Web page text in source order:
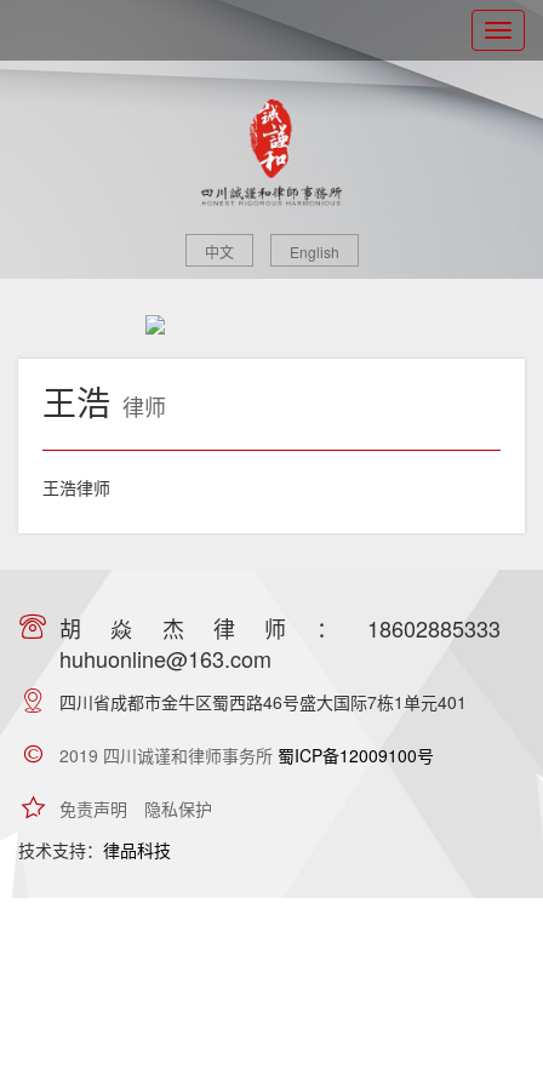
中文 English
王浩 律师
王浩律师
胡焱杰律师：18602885333
huhuonline@163.com
四川省成都市金牛区蜀西路46号盛大国际7栋1单元401
2019 四川诚谨和律师事务所 蜀ICP备12009100号
免责声明
隐私保护
技术支持： 律品科技